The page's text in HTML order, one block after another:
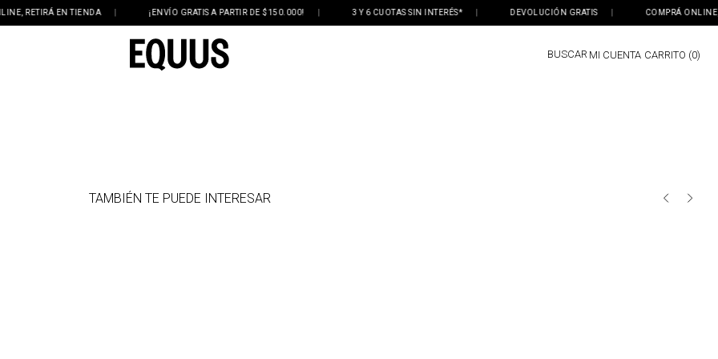
RETIRÁ EN TIENDA | ¡ENVÍO GRATIS A PARTIR DE $150.000! | 3 Y 6 CUOTAS SIN INTERÉS* | DEVOLUCIÓN GRATIS | COMPRÁ ONLINE,
BUSCAR MI CUENTA 0
TAMBIÉN TE PUEDE INTERESAR